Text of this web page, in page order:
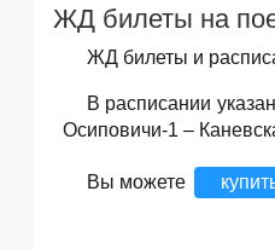
ЖД билеты на
ЖД билеты и
В расписании
Осиповичи-1 –
Вы можете